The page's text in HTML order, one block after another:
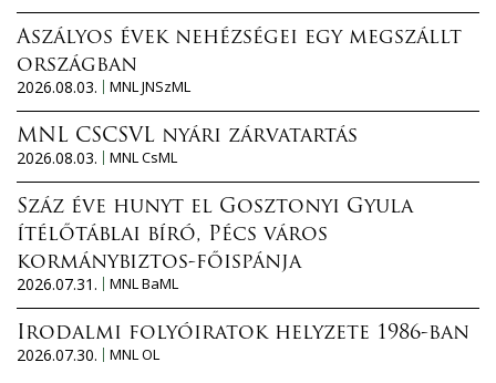
Aszályos évek nehézségei egy megszállt
országban
2026.08.03.
MNL JNSzML
MNL CSCSVL nyári zárvatartás
2026.08.03.
MNL CsML
Száz éve hunyt el Gosztonyi Gyula
ítélőtáblai bíró, Pécs város
kormánybiztos-főispánja
2026.07.31.
MNL BaML
Irodalmi folyóiratok helyzete 1986-ban
2026.07.30.
MNL OL